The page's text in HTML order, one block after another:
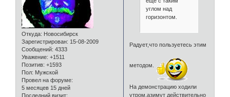
Откуда: Новосибирск
Зарегистрирован: 15-08-2009
Сообщений: 4333
Уважение: +1511
Позитив: +1593
Пол: Мужской
Провел на форуме:
5 месяцев 15 дней
Последний визит:
углом над
горизонтом.
Радует,что пользуетесь этим
методом.
На демонстрацию ходили
утром,азимут действительно